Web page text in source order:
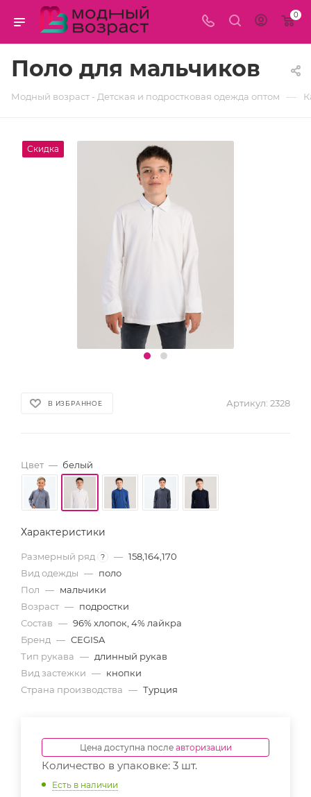
0
Поло для мальчиков
Модный возраст - Детская и подростковая одежда оптом —
Скидка
В ИЗБРАННОЕ Артикул: 2328
Цвет — белый
Характеристики
Размерный ряд ? — 158,164,170
Вид одежды — поло
Пол — мальчики
Возраст — подростки
Состав — 96% хлопок, 4% лайкра
Бренд — CEGISA
Тип рукава — длинный рукав
Вид застежки — кнопки
Страна производства — Турция
Цена доступна после авторизации
Количество в упаковке: 3 шт.
Есть в наличии